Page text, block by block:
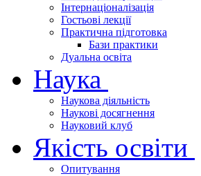
Інтернаціоналізація
Гостьові лекції
Практична підготовка
Бази практики
Дуальна освіта
Наука
Наукова діяльність
Наукові досягнення
Науковий клуб
Якість освіти
Опитування